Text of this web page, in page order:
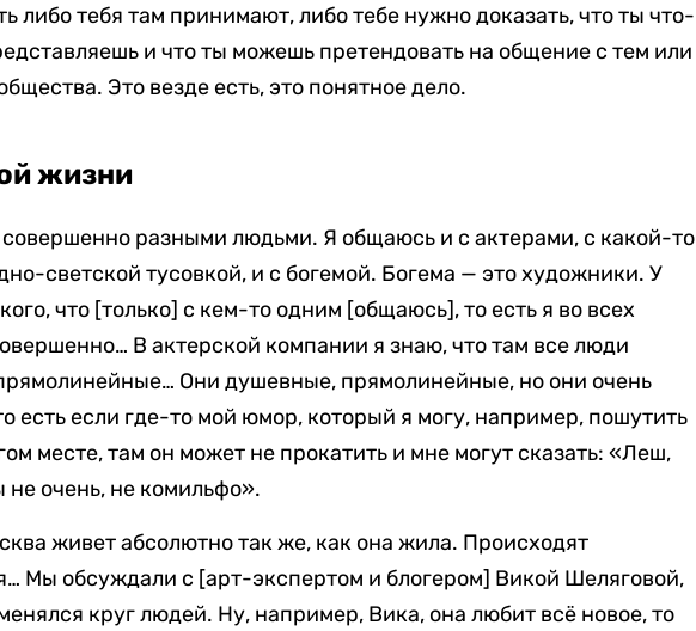
либо тебя там принимают, либо тебе нужно доказать, что ты что-
и что ты можешь претендовать на общение с тем или
Это везде есть, это понятное дело.
жизни
разными людьми. Я общаюсь и с актерами, с какой-то
светской тусовкой, и с богемой. Богема — это художники. У
что [только] с кем-то одним [общаюсь], то есть я во всех
В актерской компании я знаю, что там все люди
Они душевные, прямолинейные, но они очень
есть если где-то мой юмор, который я могу, например, пошутить
месте, там он может не прокатить и мне могут сказать: «Леш,
не очень, не комильфо».
живет абсолютно так же, как она жила. Происходят
Мы обсуждали с [арт-экспертом и блогером] Викой Шеляговой,
круг людей. Ну, например, Вика, она любит всё новое, то